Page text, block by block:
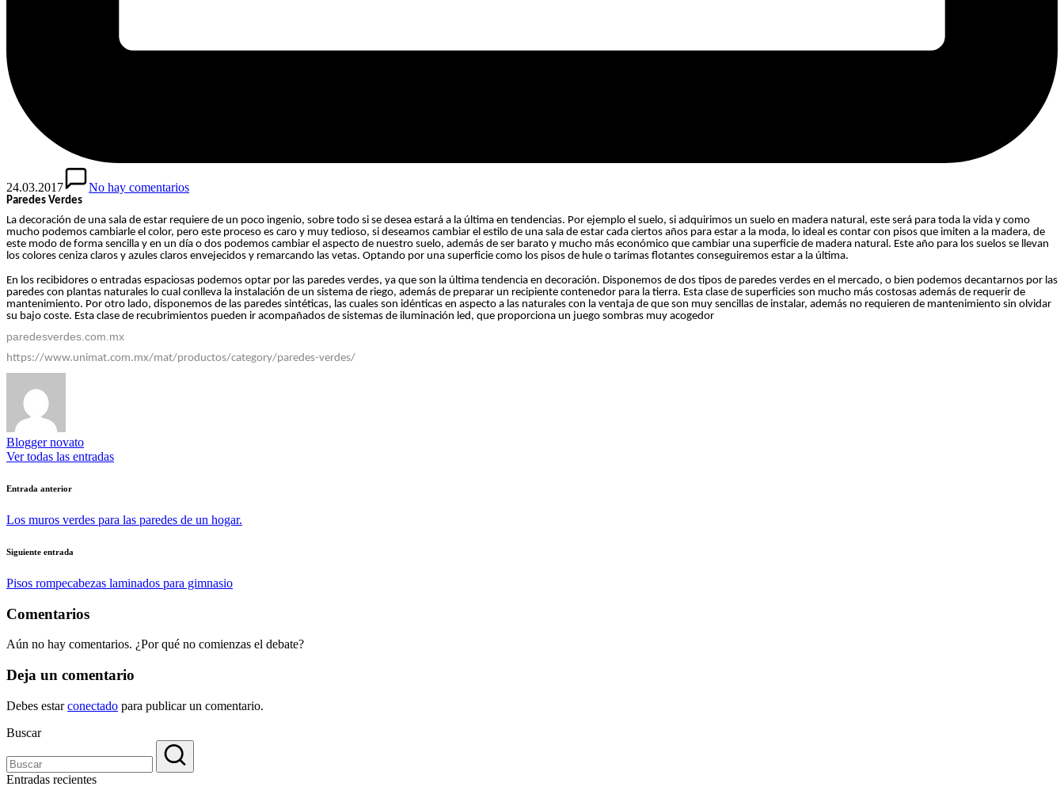
24.03.2017 No hay comentarios
Paredes Verdes
La decoración de una sala de estar requiere de un poco ingenio, sobre todo si se desea estará a la última en tendencias. Por ejemplo el suelo, si adquirimos un suelo en madera natural, este será para toda la vida y como
mucho podemos cambiarle el color, pero este proceso es caro y muy tedioso, si deseamos cambiar el estilo de una sala de estar cada ciertos años para estar a la moda, lo ideal es contar con pisos que imiten a la madera, de
este modo de forma sencilla y en un día o dos podemos cambiar el aspecto de nuestro suelo, además de ser barato y mucho más económico que cambiar una superficie de madera natural. Este año para los suelos se llevan
los colores ceniza claros y azules claros envejecidos y remarcando las vetas. Optando por una superficie como los pisos de hule o tarimas flotantes conseguiremos estar a la última.
En los recibidores o entradas espaciosas podemos optar por las paredes verdes, ya que son la última tendencia en decoración. Disponemos de dos tipos de paredes verdes en el mercado, o bien podemos decantarnos por las
paredes con plantas naturales lo cual conlleva la instalación de un sistema de riego, además de preparar un recipiente contenedor para la tierra. Esta clase de superficies son mucho más costosas además de requerir de
mantenimiento. Por otro lado, disponemos de las paredes sintéticas, las cuales son idénticas en aspecto a las naturales con la ventaja de que son muy sencillas de instalar, además no requieren de mantenimiento sin olvidar
su bajo coste. Esta clase de recubrimientos pueden ir acompañados de sistemas de iluminación led, que proporciona un juego sombras muy acogedor
paredesverdes.com.mx
https://www.unimat.com.mx/mat/productos/category/paredes-verdes/
Blogger novato
Ver todas las entradas
Navegación
de
Entrada anterior
Los muros verdes para las paredes de un hogar.
Siguiente entrada
Pisos rompecabezas laminados para gimnasio
Comentarios
Aún no hay comentarios. ¿Por qué no comienzas el debate?
Deja un comentario
Debes estarconectado para publicar un comentario.
Buscar
Entradas recientes